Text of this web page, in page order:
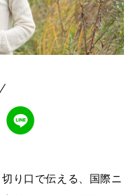
り口で伝える、国際ニ